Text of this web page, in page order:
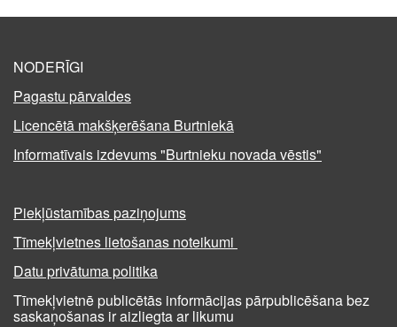
NODERĪGI
Pagastu pārvaldes
Licencētā makšķerēšana Burtniekā
Informatīvais izdevums "Burtnieku novada vēstis"
Piekļūstamības paziņojums
Tīmekļvietnes lietošanas noteikumi
Datu privātuma politika
Tīmekļvietnē publicētās informācijas pārpublicēšana bez
saskaņošanas ir aizliegta ar likumu